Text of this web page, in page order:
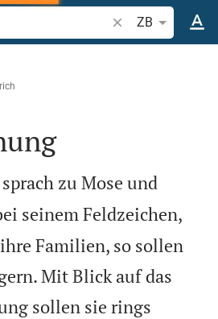
Bibelstelle oder
ZB
zu Mose und
seinem Feldzeichen,
Familien, so sollen
Mit Blick auf das
sollen sie rings